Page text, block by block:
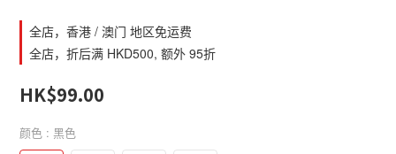
全店，香港 / 澳门 地区免运费
全店，折后满 HKD500, 额外 95折
HK$99.00
颜色 : 黑色